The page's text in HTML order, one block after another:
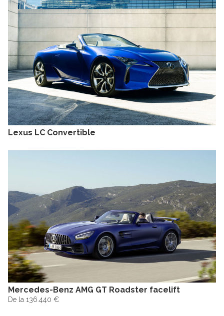
Lexus LC Convertible
Mercedes-Benz AMG GT Roadster facelift
De la 136.440 €